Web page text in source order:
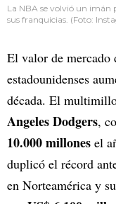
La NBA se volvió un imán
sus franquicias. (Foto:
El valor de mercado
estadounidenses
década. El
Angeles Dodgers,
10.000 millones el
duplicó el récord
en Norteamérica y